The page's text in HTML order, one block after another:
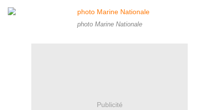
photo Marine Nationale
Publicité